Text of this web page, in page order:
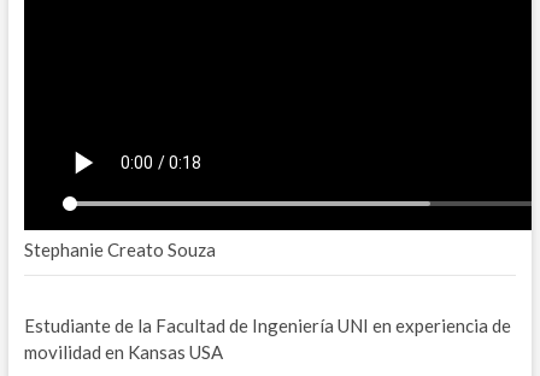
Stephanie Creato Souza
Estudiante de la Facultad de Ingeniería UNI en experiencia de
movilidad en Kansas USA